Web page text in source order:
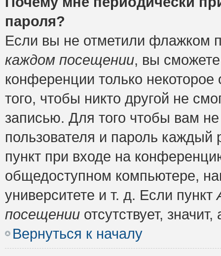
пароля?
Если вы не отметили флажком
каждом посещении, вы
конференции только
того, чтобы никто другой не
записью. Для того чтобы вам
пользователя и пароль
пункт при входе на
общедоступном компьютере,
университете и т. д. Если пункт
посещении отсутствует,
Вернуться к началу